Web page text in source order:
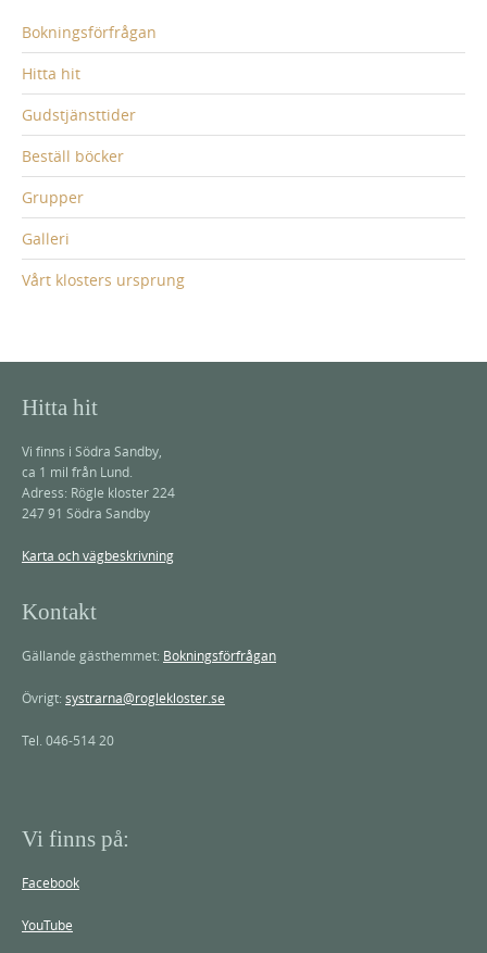
Bokningsförfrågan
Hitta hit
Gudstjänsttider
Beställ böcker
Grupper
Galleri
Vårt klosters ursprung
Hitta hit
Vi finns i Södra Sandby,
ca 1 mil från Lund.
Adress: Rögle kloster 224
247 91 Södra Sandby
Karta och vägbeskrivning
Kontakt
Gällande gästhemmet: Bokningsförfrågan
Övrigt: systrarna@roglekloster.se
Tel. 046-514 20
Vi finns på:
Facebook
YouTube